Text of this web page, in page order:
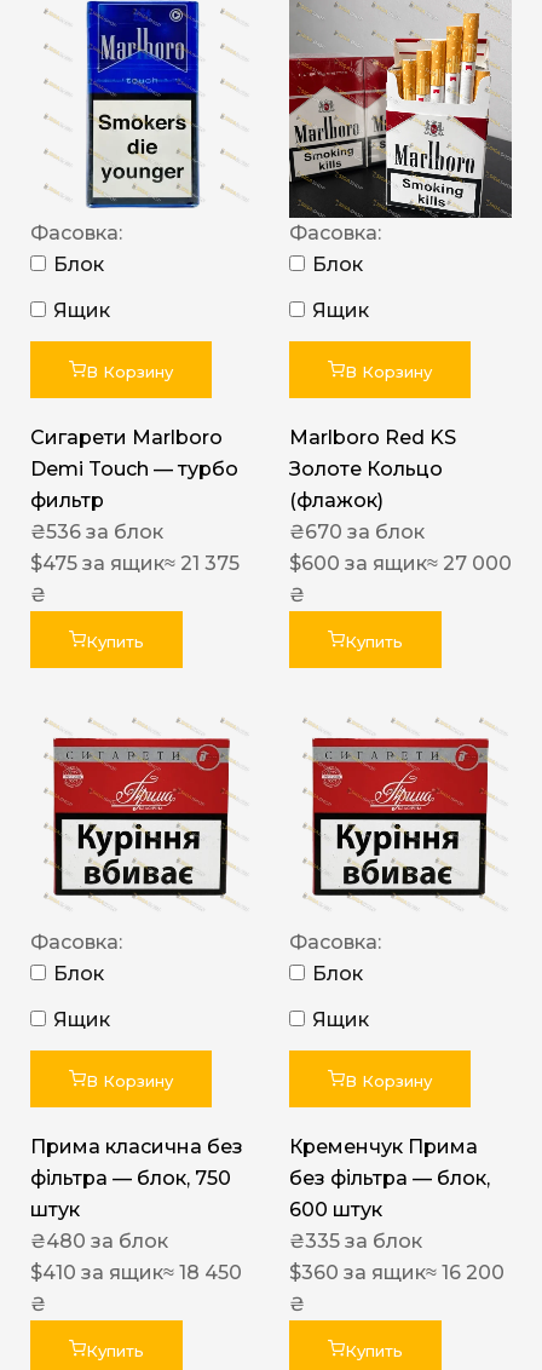
Фасовка:
Блок
Ящик
В Корзину
Сигарети Marlboro
Demi Touch — турбо
фильтр
₴536 за блок
$475 за ящик≈ 21 375
₴
Купить
Фасовка:
Блок
Ящик
В Корзину
Marlboro Red KS
Золоте Кольцо
(флажок)
₴670 за блок
$600 за ящик≈ 27 000
₴
Купить
Фасовка:
Блок
Ящик
В Корзину
Прима класична без
фільтра — блок, 750
штук
₴480 за блок
$410 за ящик≈ 18 450
₴
Купить
Фасовка:
Блок
Ящик
В Корзину
Кременчук Прима
без фільтра — блок,
600 штук
₴335 за блок
$360 за ящик≈ 16 200
₴
Купить